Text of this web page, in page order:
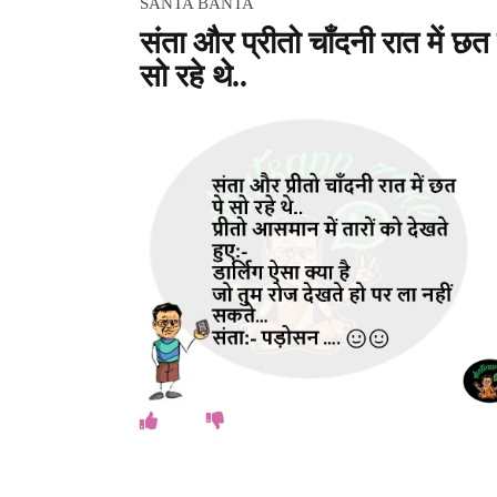
संता और प्रीतो चाँदनी रात में छत
सो रहे थे..